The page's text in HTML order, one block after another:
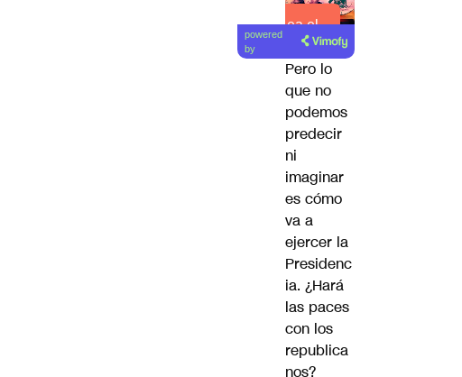
Lea el
artículo
powered
by
Pero lo
que no
podemos
predecir
ni
imaginar
es cómo
va a
ejercer la
Presidenc
ia. ¿Hará
las paces
con los
republica
nos?